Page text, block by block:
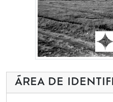
ÁREA DE